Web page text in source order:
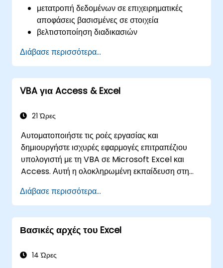
μετατροπή δεδομένων σε επιχειρηματικές
αποφάσεις βασισμένες σε στοιχεία
βελτιστοποίηση διαδικασιών
Διάβασε περισσότερα...
VBA για Access & Excel
21 Ώρες
Αυτοματοποιήστε τις ροές εργασίας και
δημιουργήστε ισχυρές εφαρμογές επιτραπέζιου
υπολογιστή με τη VBA σε Microsoft Excel και
Access. Αυτή η ολοκληρωμένη εκπαίδευση στη
προγραμματισμού, αντικειμενοστρεφή
κωδικοποίηση, σχεδίαση βάσεων δεδομένων SQL,
ανάπτυξη διεπαφής χρήστη, τεχνικές
αποσφαλμάτωσης, χειρισμό σφαλμάτων και
από πρακτικές ασκήσεις — δίνοντας τη δυνατότητα
Διάβασε περισσότερα...
Βασικές αρχές του Excel
14 Ώρες